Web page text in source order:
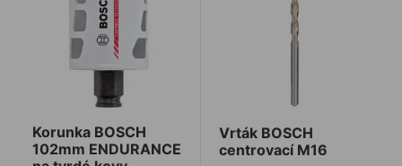
Korunka BOSCH
102mm ENDURANCE
Vrták BOSCH
centrovací M16